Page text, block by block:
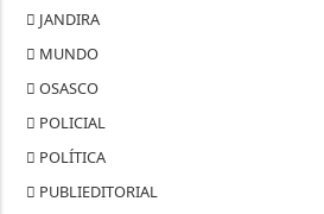
JANDIRA
MUNDO
OSASCO
POLICIAL
POLÍTICA
PUBLIEDITORIAL